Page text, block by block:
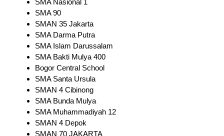
SMA 90
SMAN 35 Jakarta
SMA Darma Putra
SMA Islam Darussalam
SMA Bakti Mulya 400
Bogor Central School
SMA Santa Ursula
SMAN 4 Cibinong
SMA Bunda Mulya
SMA Muhammadiyah 12
SMAN 4 Depok
SMAN 70 JAKARTA